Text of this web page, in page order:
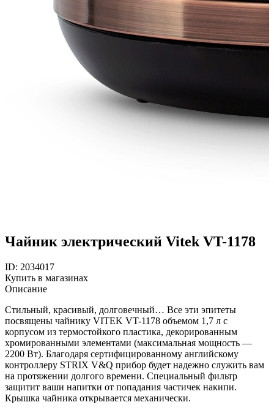
Чайник электрический Vitek VT-1178
ID: 2034017
Купить в магазинах
Описание
Стильный, красивый, долговечный… Все эти эпитеты
посвящены чайнику VITEK VT-1178 объемом 1,7 л с
корпусом из термостойкого пластика, декорированным
хромированными элементами (максимальная мощность —
2200 Вт). Благодаря сертифицированному английскому
контроллеру STRIX V&Q прибор будет надежно служить вам
на протяжении долгого времени. Специальный фильтр
защитит ваши напитки от попадания частичек накипи.
Крышка чайника открывается механически.